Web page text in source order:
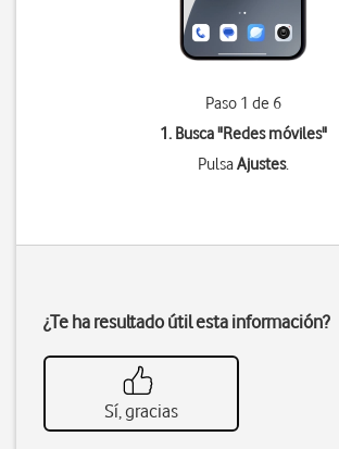
Paso 1 de 6
1. Busca "Redes móviles"
PulsaAjustes.
¿Te ha resultado útil esta información?
Sí, gracias